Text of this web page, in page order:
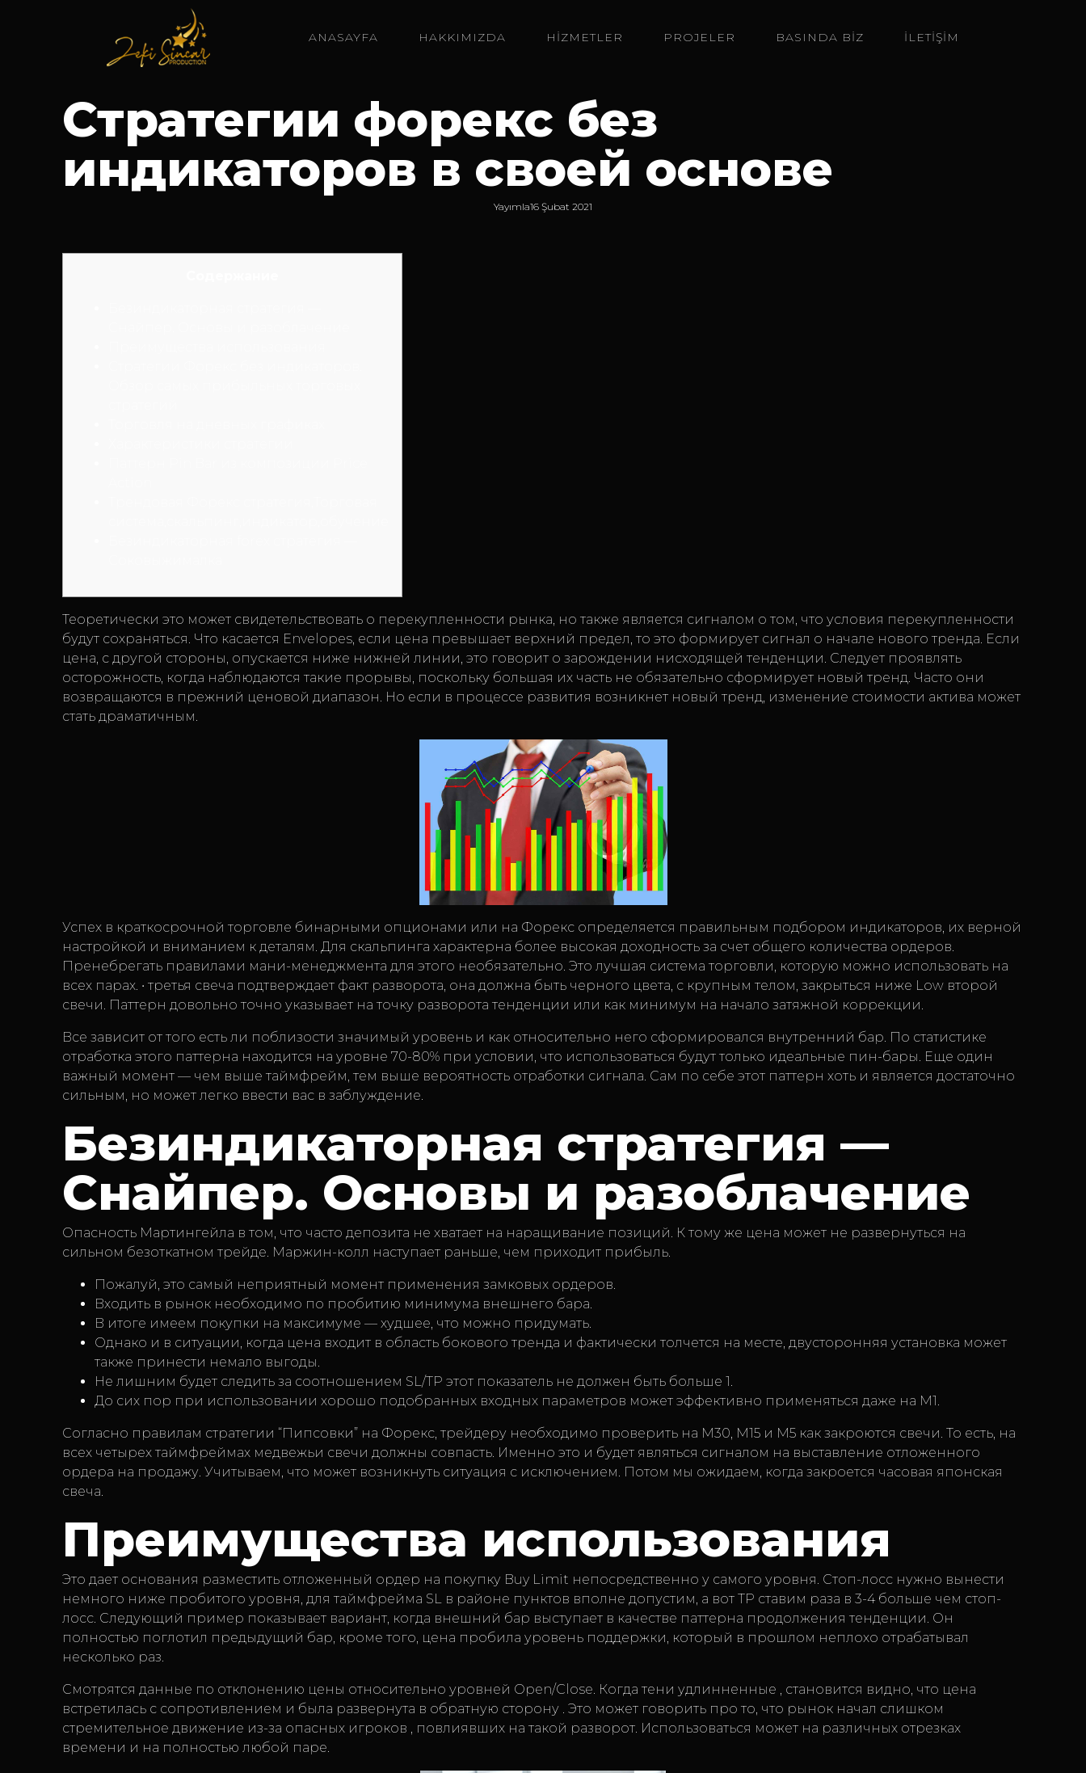
ANASAYFA HAKKIMIZDA HİZMETLER PROJELER BASINDA BIZ İLETİŞİM
Стратегии форекс без
индикаторов в своей основе
Yayımla16 Şubat 2021
Теоретически это может свидетельствовать о перекупленности рынка, но также является сигналом о том, что условия перекупленности
будут сохраняться. Что касается Envelopes, если цена превышает верхний предел, то это формирует сигнал о начале нового тренда. Если
цена, с другой стороны, опускается ниже нижней линии, это говорит о зарождении нисходящей тенденции. Следует проявлять
осторожность, когда наблюдаются такие прорывы, поскольку большая их часть не обязательно сформирует новый тренд. Часто они
возвращаются в прежний ценовой диапазон. Но если в процессе развития возникнет новый тренд, изменение стоимости актива может
стать драматичным.
Успех в краткосрочной торговле бинарными опционами или на Форекс определяется правильным подбором индикаторов, их верной
настройкой и вниманием к деталям. Для скальпинга характерна более высокая доходность за счет общего количества ордеров.
Пренебрегать правилами мани-менеджмента для этого необязательно. Это лучшая система торговли, которую можно использовать на
всех парах. • третья свеча подтверждает факт разворота, она должна быть черного цвета, с крупным телом, закрыться ниже Low второй
свечи. Паттерн довольно точно указывает на точку разворота тенденции или как минимум на начало затяжной коррекции.
Все зависит от того есть ли поблизости значимый уровень и как относительно него сформировался внутренний бар. По статистике
отработка этого паттерна находится на уровне 70-80% при условии, что использоваться будут только идеальные пин-бары. Еще один
важный момент — чем выше таймфрейм, тем выше вероятность отработки сигнала. Сам по себе этот паттерн хоть и является достаточно
сильным, но может легко ввести вас в заблуждение.
Безиндикаторная стратегия —
Снайпер. Основы и разоблачение
Опасность Мартингейла в том, что часто депозита не хватает на наращивание позиций. К тому же цена может не развернуться на
сильном безоткатном трейде. Маржин-колл наступает раньше, чем приходит прибыль.
Пожалуй, это самый неприятный момент применения замковых ордеров.
Входить в рынок необходимо по пробитию минимума внешнего бара.
В итоге имеем покупки на максимуме — худшее, что можно придумать.
Однако и в ситуации, когда цена входит в область бокового тренда и фактически толчется на месте, двусторонняя установка может
также принести немало выгоды.
Не лишним будет следить за соотношением SL/TP этот показатель не должен быть больше 1.
До сих пор при использовании хорошо подобранных входных параметров может эффективно применяться даже на М1.
Согласно правилам стратегии “Пипсовки” на Форекс, трейдеру необходимо проверить на М30, М15 и М5 как закроются свечи. То есть, на
всех четырех таймфреймах медвежьи свечи должны совпасть. Именно это и будет являться сигналом на выставление отложенного
ордера на продажу. Учитываем, что может возникнуть ситуация с исключением. Потом мы ожидаем, когда закроется часовая японская
свеча.
Преимущества использования
Это дает основания разместить отложенный ордер на покупку Buy Limit непосредственно у самого уровня. Стоп-лосс нужно вынести
немного ниже пробитого уровня, для таймфрейма SL в районе пунктов вполне допустим, а вот ТР ставим раза в 3-4 больше чем стоп-
лосс. Следующий пример показывает вариант, когда внешний бар выступает в качестве паттерна продолжения тенденции. Он
полностью поглотил предыдущий бар, кроме того, цена пробила уровень поддержки, который в прошлом неплохо отрабатывал
несколько раз.
Смотрятся данные по отклонению цены относительно уровней Open/Close. Когда тени удлинненные , становится видно, что цена
встретилась с сопротивлением и была развернута в обратную сторону . Это может говорить про то, что рынок начал слишком
стремительное движение из-за опасных игроков , повлиявших на такой разворот. Использоваться может на различных отрезках
времени и на полностью любой паре.